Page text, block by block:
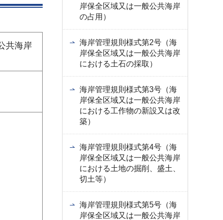
共海岸
岸保全区域又は一般公共海岸
の占用）
海岸管理規則様式第2号（海
岸保全区域又は一般公共海岸
における土石の採取）
海岸管理規則様式第3号（海
岸保全区域又は一般公共海岸
における工作物の新設又は改
築）
海岸管理規則様式第4号（海
岸保全区域又は一般公共海岸
における土地の掘削、盛土、
切土等）
海岸管理規則様式第5号（海
岸保全区域又は一般公共海岸